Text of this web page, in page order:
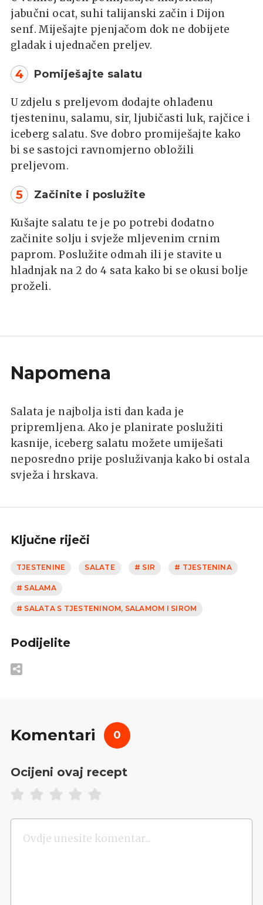
jabučni ocat, suhi talijanski začin i Dijon
senf. Miješajte pjenjačom dok ne dobijete
gladak i ujednačen preljev.
4 Pomiješajte salatu
U zdjelu s preljevom dodajte ohlađenu
tjesteninu, salamu, sir, ljubičasti luk, rajčice i
iceberg salatu. Sve dobro promiješajte kako
bi se sastojci ravnomjerno obložili
preljevom.
5 Začinite i poslužite
Kušajte salatu te je po potrebi dodatno
začinite solju i svježe mljevenim crnim
paprom. Poslužite odmah ili je stavite u
hladnjak na 2 do 4 sata kako bi se okusi bolje
proželi.
Napomena
Salata je najbolja isti dan kada je
pripremljena. Ako je planirate poslužiti
kasnije, iceberg salatu možete umiješati
neposredno prije posluživanja kako bi ostala
svježa i hrskava.
Ključne riječi
TJESTENINE SALATE # SIR # TJESTENINA
# SALAMA
# SALATA S TJESTENINOM, SALAMOM I SIROM
Podijelite
Komentari 0
Ocijeni ovaj recept